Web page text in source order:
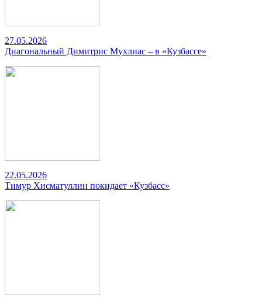
27.05.2026
Диагональный Димитрис Мухлиас – в «Кузбассе»
22.05.2026
Тимур Хисматуллин покидает «Кузбасс»